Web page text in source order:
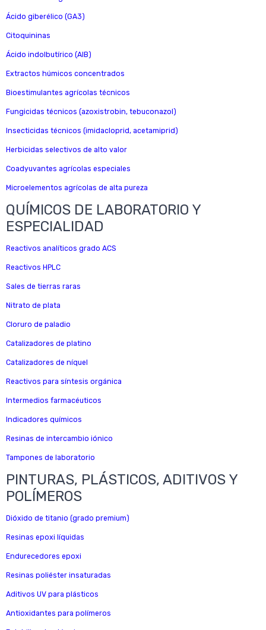
Ácido giberélico (GA3)
Citoquininas
Ácido indolbutírico (AIB)
Extractos húmicos concentrados
Bioestimulantes agrícolas técnicos
Fungicidas técnicos (azoxistrobin, tebuconazol)
Insecticidas técnicos (imidacloprid, acetamiprid)
Herbicidas selectivos de alto valor
Coadyuvantes agrícolas especiales
Microelementos agrícolas de alta pureza
QUÍMICOS DE LABORATORIO Y
ESPECIALIDAD
Reactivos analíticos grado ACS
Reactivos HPLC
Sales de tierras raras
Nitrato de plata
Cloruro de paladio
Catalizadores de platino
Catalizadores de níquel
Reactivos para síntesis orgánica
Intermedios farmacéuticos
Indicadores químicos
Resinas de intercambio iónico
Tampones de laboratorio
PINTURAS, PLÁSTICOS, ADITIVOS Y
POLÍMEROS
Dióxido de titanio (grado premium)
Resinas epoxi líquidas
Endurecedores epoxi
Resinas poliéster insaturadas
Aditivos UV para plásticos
Antioxidantes para polímeros